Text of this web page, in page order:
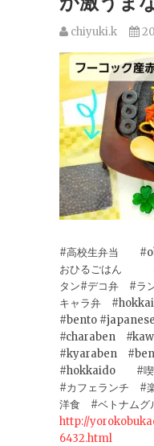
chiyuki.k
#高校生弁当
おひるごはん #
タン#デコ弁 #ラ
キャラ弁
#bento
#charaben
#kyaraben
#hokkaido #喫
#カフェランチ #
洋食 #ベトナムグ
http://
6432.html